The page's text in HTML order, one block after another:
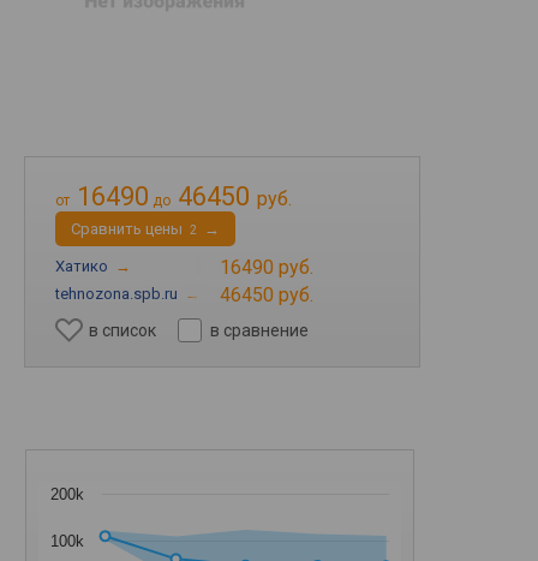
от 16490 до 46450 руб.
Cравнить цены 2 →
Хатико → 16490 руб.
tehnozona.spb.ru → 46450 руб.
в список в сравнение
100k
200k